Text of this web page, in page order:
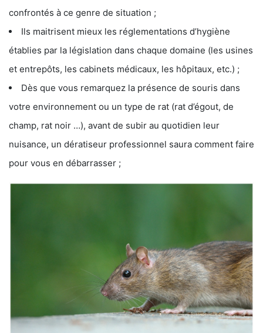
confrontés à ce genre de situation ;
Ils maitrisent mieux les réglementations d’hygiène
établies par la législation dans chaque domaine (les usines
et entrepôts, les cabinets médicaux, les hôpitaux, etc.) ;
Dès que vous remarquez la présence de souris dans
votre environnement ou un type de rat (rat d’égout, de
champ, rat noir …), avant de subir au quotidien leur
nuisance, un dératiseur professionnel saura comment faire
pour vous en débarrasser ;